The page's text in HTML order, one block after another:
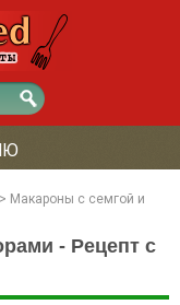
> Макароны с семгой и
- Рецепт с